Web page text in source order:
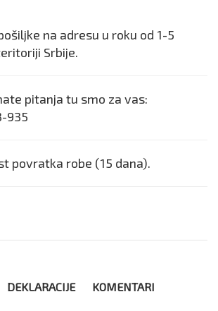
na adresu u roku od 1-5
Srbije.
pitanja tu smo za vas:
935
povratka robe (15 dana).
DEKLARACIJE KOMENTARI